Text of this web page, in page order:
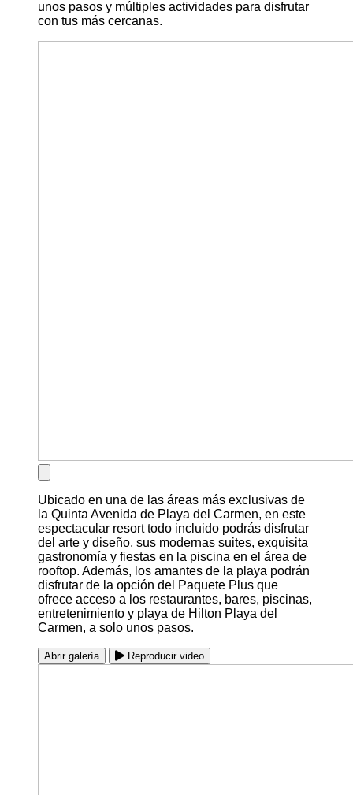
unos pasos y múltiples actividades para disfrutar
con tus más cercanas.
Ubicado en una de las áreas más exclusivas de
la Quinta Avenida de Playa del Carmen, en este
espectacular resort todo incluido podrás disfrutar
del arte y diseño, sus modernas suites, exquisita
gastronomía y fiestas en la piscina en el área de
rooftop. Además, los amantes de la playa podrán
disfrutar de la opción del Paquete Plus que
ofrece acceso a los restaurantes, bares, piscinas,
entretenimiento y playa de Hilton Playa del
Carmen, a solo unos pasos.
Abrir galería Reproducir video